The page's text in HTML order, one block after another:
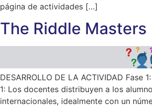
página de actividades […]
The Riddle Masters
DESARROLLO DE LA ACTIVIDAD Fase
1: Los docentes distribuyen a los
internacionales, idealmente con un